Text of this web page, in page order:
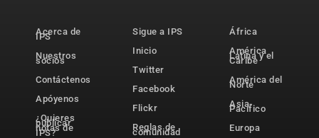
Acerca de
IPS
Nuestros
socios
Contáctenos
Apóyenos
¿Quieres
publicar
notas de
IPS?
Sigue a IPS
Inicio
Twitter
Facebook
Flickr
Reglas de
comunidad
África
América
Latina y el
Caribe
América del
Norte
Asia-
Pacífico
Europa